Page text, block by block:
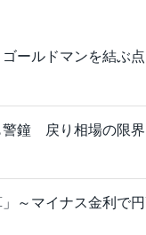
ールドマンを結ぶ
警鐘 戻り相場の限
～マイナス金利で